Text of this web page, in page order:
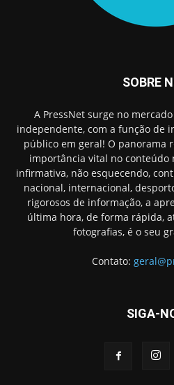
SOBRE
A PressNet surge no
independente, com a função de
público em geral! O panorama
importância vital no conteúdo
infirmativa, não esquecendo,
nacional, internacional,
rigorosos de informação, a
última hora, de forma rápida,
fotografias, é o seu
Contato:
SIGA-